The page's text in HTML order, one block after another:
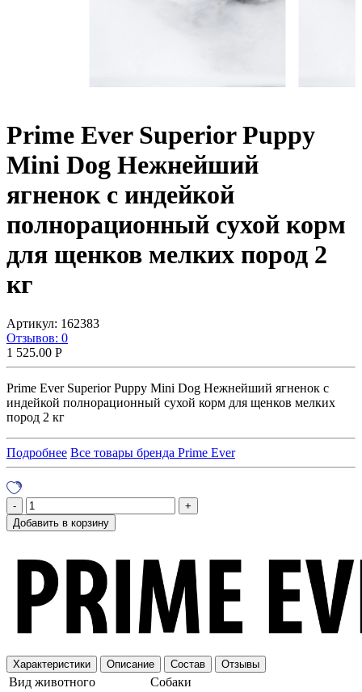
Prime Ever Superior Puppy
Mini Dog Нежнейший
ягненок с индейкой
полнорационный сухой корм
для щенков мелких пород 2
кг
Артикул: 162383
Отзывов: 0
1 525.00 Р
Prime Ever Superior Puppy Mini Dog Нежнейший ягненок с
индейкой полнорационный сухой корм для щенков мелких
пород 2 кг
Подробнее Все товары бренда Prime Ever
Добавить в корзину
Характеристики Описание Состав Отзывы
Вид животного
Собаки